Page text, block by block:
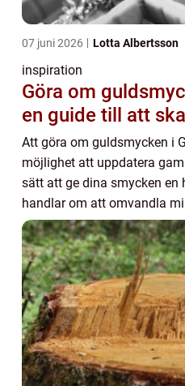
07 juni 2026 Lotta Albertsson
inspiration
Göra om
en guide till att
Att göra om guldsmycken i
möjlighet att uppdatera
sätt att ge dina smycken en
handlar om att omvandla
konstverk för framtiden.